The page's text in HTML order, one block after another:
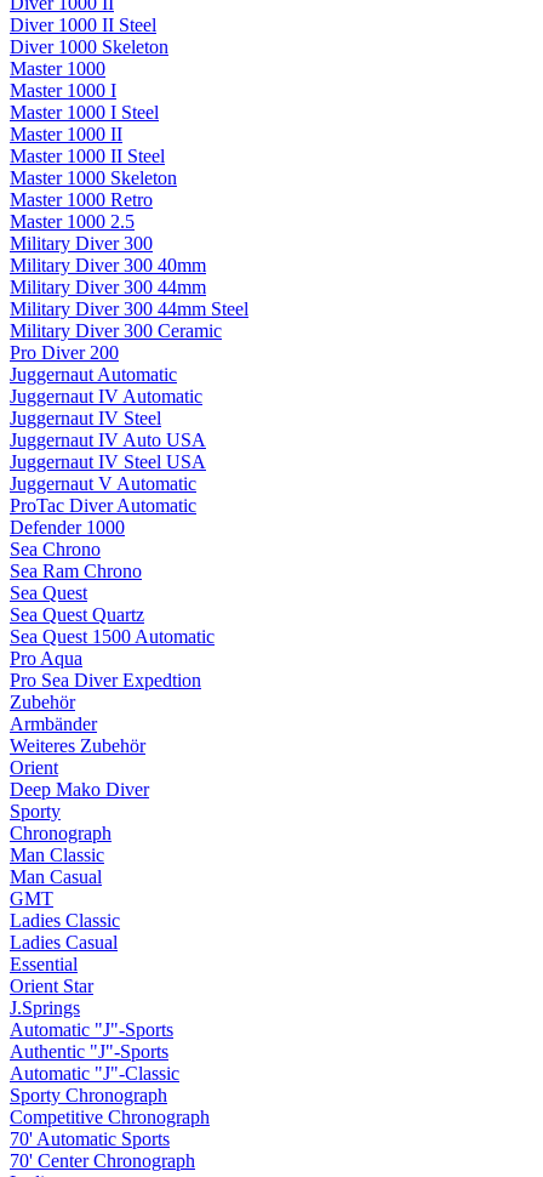
Diver 1000 II Steel
Diver 1000 Skeleton
Master 1000
Master 1000 I
Master 1000 I Steel
Master 1000 II
Master 1000 II Steel
Master 1000 Skeleton
Master 1000 Retro
Master 1000 2.5
Military Diver 300
Military Diver 300 40mm
Military Diver 300 44mm
Military Diver 300 44mm Steel
Military Diver 300 Ceramic
Pro Diver 200
Juggernaut Automatic
Juggernaut IV Automatic
Juggernaut IV Steel
Juggernaut IV Auto USA
Juggernaut IV Steel USA
Juggernaut V Automatic
ProTac Diver Automatic
Defender 1000
Sea Chrono
Sea Ram Chrono
Sea Quest
Sea Quest Quartz
Sea Quest 1500 Automatic
Pro Aqua
Pro Sea Diver Expedtion
Zubehör
Armbänder
Weiteres Zubehör
Orient
Deep Mako Diver
Sporty
Chronograph
Man Classic
Man Casual
GMT
Ladies Classic
Ladies Casual
Essential
Orient Star
J.Springs
Automatic "J"-Sports
Authentic "J"-Sports
Automatic "J"-Classic
Sporty Chronograph
Competitive Chronograph
70' Automatic Sports
70' Center Chronograph